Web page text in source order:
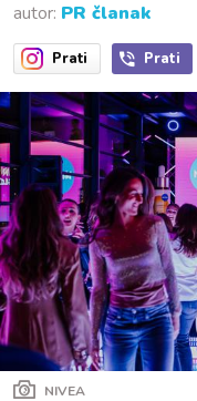
autor: PR članak
Prati Prati
NIVEA